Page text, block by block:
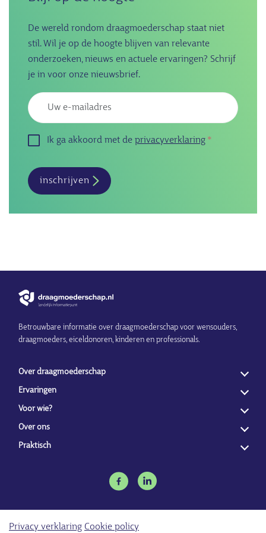
De wereld rondom draagmoederschap staat niet
stil. Wil je op de hoogte blijven van relevante
onderzoeken, nieuws en actuele ervaringen? Schrijf
je in voor onze nieuwsbrief.
Ik ga akkoord met de privacyverklaring
inschrijven
Betrouwbare informatie over draagmoederschap voor wensouders,
draagmoeders, eiceldonoren, kinderen en professionals.
Over draagmoederschap
Ervaringen
Voor wie?
Over ons
Praktisch
Privacy verklaring Cookie policy